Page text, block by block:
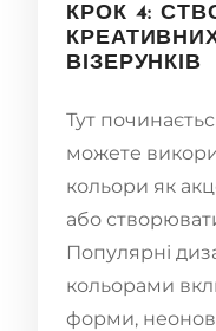
КРОК 4:
ВІЗЕРУНКІВ
Тут
можете
кольори як
або
Популярні
кольорами
форми,